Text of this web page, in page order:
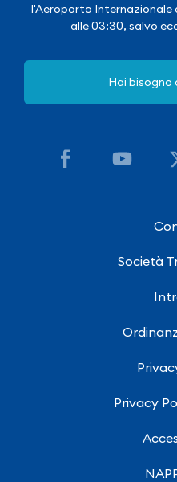
l'Aeroporto Internazionale
alle 03:30, salvo
Hai bisogno
Società
Privacy